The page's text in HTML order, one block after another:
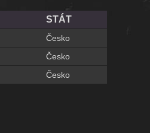
STÁT
Česko
Česko
Česko